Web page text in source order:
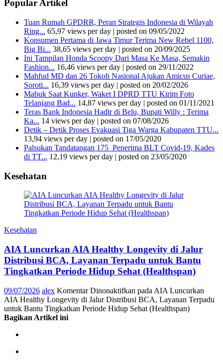
Popular Artikel
Tuan Rumah GPDRR, Peran Strategis Indonesia di Wilayah
Ring... 65,97 views per day | posted on 09/05/2022
Konsumen Pertama di Jawa Timur Terima New Rebel 1100,
Big Bi... 38,65 views per day | posted on 20/09/2025
Ini Tampilan Honda Scoopy Dari Masa Ke Masa, Semakin
Fashion... 16,46 views per day | posted on 29/11/2022
Mahfud MD dan 26 Tokoh Nasional Ajukan Amicus Curiae,
Soroti... 16,39 views per day | posted on 20/02/2026
Mabuk Saat Kunker, Waket I DPRD TTU Kirim Foto
Telanjang Bad... 14,87 views per day | posted on 01/11/2021
Teras Bank Indonesia Hadir di Belu, Bupati Willy : Terima
Ka... 14 views per day | posted on 07/08/2026
Detik – Detik Proses Evakuasi Tiga Warga Kabupaten TTU...
13,94 views per day | posted on 17/05/2020
Palsukan Tandatangan 175 Penerima BLT Covid-19, Kades
di TT... 12,19 views per day | posted on 23/05/2020
Kesehatan
Kesehatan
AIA Luncurkan AIA Healthy Longevity di Jalur
Distribusi BCA, Layanan Terpadu untuk Bantu
Tingkatkan Periode Hidup Sehat (Healthspan)
09/07/2026 alex Komentar Dinonaktifkan pada AIA Luncurkan
AIA Healthy Longevity di Jalur Distribusi BCA, Layanan Terpadu
untuk Bantu Tingkatkan Periode Hidup Sehat (Healthspan)
Bagikan Artikel ini